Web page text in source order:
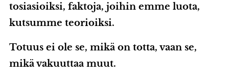
tosiasioiksi, faktoja, joihin emme luota,
kutsumme teorioiksi.
Totuus ei ole se, mikä on totta, vaan se,
mikä vakuuttaa muut.